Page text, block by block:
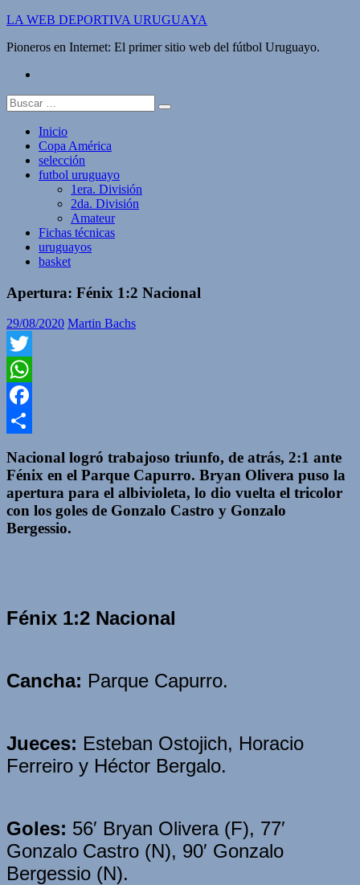
Saltar
contenido
LA WEB DEPORTIVA URUGUAYA
Pioneros en Internet: El primer sitio web del fútbol Uruguayo.
Buscar:
Inicio
Copa América
selección
futbol uruguayo
1era. División
2da. División
Amateur
Fichas técnicas
uruguayos
basket
Apertura: Fénix 1:2 Nacional
29/08/2020 Martin Bachs
Twitter
WhatsApp
Facebook
Nacional logró trabajoso triunfo, de atrás, 2:1 ante
Fénix en el Parque Capurro. Bryan Olivera puso la
apertura para el albivioleta, lo dio vuelta el tricolor
con los goles de Gonzalo Castro y Gonzalo
Bergessio.
Fénix 1:2 Nacional
Cancha: Parque Capurro.
Jueces: Esteban Ostojich, Horacio
Ferreiro y Héctor Bergalo.
Goles: 56′ Bryan Olivera (F), 77′
Gonzalo Castro (N), 90′ Gonzalo
Bergessio (N).